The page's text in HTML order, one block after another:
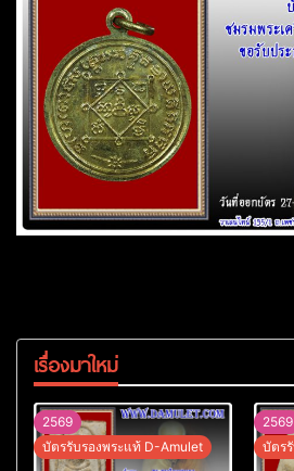
เรื่องมาใหม่
2569
บัตรรับรองพระแท้ D-Amulet
2569
บัตร